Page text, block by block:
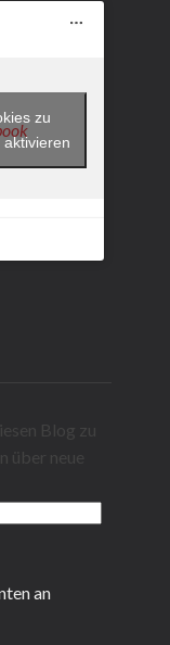
zu
Blog zu
über neue
an